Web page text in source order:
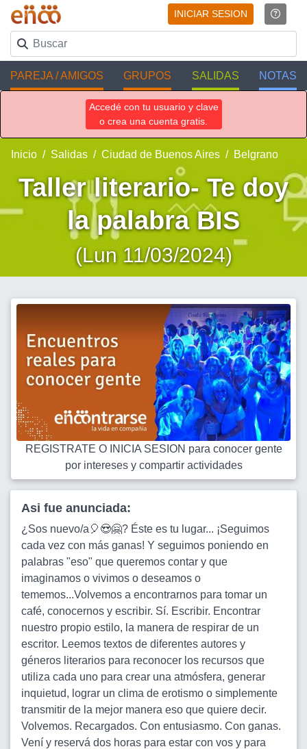
INICIAR SESION
PAREJA / AMIGOS GRUPOS SALIDAS NOTAS
Accedé con tu usuario y clave
o crea una cuenta gratis.
Inicio Salidas Ciudad de Buenos Aires Belgrano
Taller literario- Te doy
la palabra BIS
(Lun 11/03/2024)
REGISTRATE O INICIA SESION para conocer gente
por intereses y compartir actividades
Asi fue anunciada:
¿Sos nuevo/a🎈😍🤗? Éste es tu lugar... ¡Seguimos
cada vez con más ganas! Y seguimos poniendo en
palabras "eso" que queremos contar y que
imaginamos o vivimos o deseamos o
tememos...Volvemos a encontrarnos para tomar un
café, conocernos y escribir. Sí. Escribir. Encontrar
nuestro propio estilo, la manera de respirar de un
escritor. Leemos textos de diferentes autores y
géneros literarios para reconocer los recursos que
utiliza cada uno para crear una atmósfera, generar
inquietud, lograr un clima de erotismo o simplemente
transmitir de la mejor manera eso que quiere decir.
Volvemos. Recargados. Con entusiasmo. Con ganas.
Vení y reservá dos horas para estar con vos y para